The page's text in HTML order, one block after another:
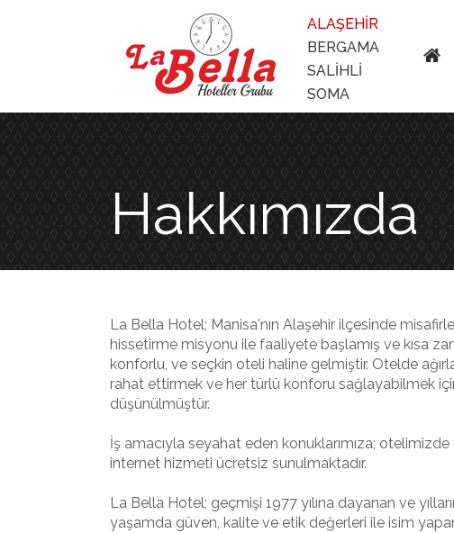
ALAŞEHİR
BERGAMA
SALİHLİ
SOMA
Hakkımızda
La Bella Hotel; Manisa'nın Alaşehir ilçesinde
hissetirme misyonu ile faaliyete başlamış ve kısa
konforlu, ve seçkin oteli haline gelmiştir. Otelde
rahat ettirmek ve her türlü konforu sağlayabilmek
düşünülmüştür.
İş amacıyla seyahat eden konuklarımıza;
internet hizmeti ücretsiz sunulmaktadır.
La Bella Hotel; geçmişi 1977 yılına dayanan ve
yaşamda güven, kalite ve etik değerleri ile isim